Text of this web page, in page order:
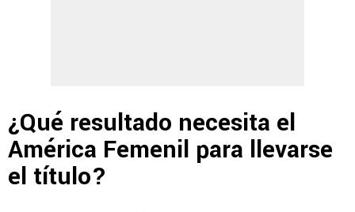
¿Qué resultado necesita el
América Femenil para llevarse
el título?